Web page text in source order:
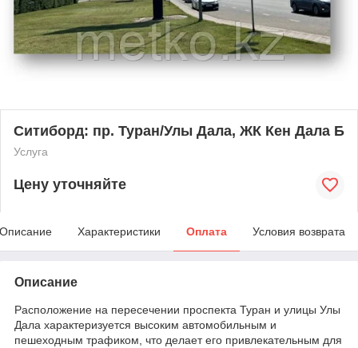
Ситиборд: пр. Туран/Улы Дала, ЖК Кен Дала Б
Услуга
Цену уточняйте
Описание Характеристики Оплата Условия возврата
Описание
Расположение на пересечении проспекта Туран и улицы Улы
Дала характеризуется высоким автомобильным и
пешеходным трафиком, что делает его привлекательным для